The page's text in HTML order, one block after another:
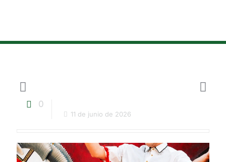
0
11 de junio de 2026